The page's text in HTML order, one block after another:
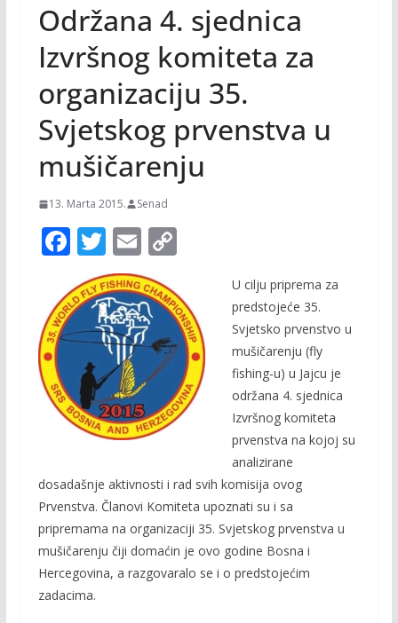
Održana 4. sjednica
Izvršnog komiteta za
organizaciju 35.
Svjetskog prvenstva u
mušičarenju
13. Marta 2015. Senad
F
ac
e
b
o
o
k
T
w
itt
er
E
m
ai
l
C
p
y
Li
n
k
U cilju priprema za
predstojeće 35.
Svjetsko prvenstvo u
mušičarenju (fly
fishing-u) u Jajcu je
održana 4. sjednica
Izvršnog komiteta
prvenstva na kojoj su
analizirane
dosadašnje aktivnosti i rad svih komisija ovog
Prvenstva. Članovi Komiteta upoznati su i sa
pripremama na organizaciji 35. Svjetskog prvenstva u
mušičarenju čiji domaćin je ovo godine Bosna i
Hercegovina, a razgovaralo se i o predstojećim
zadacima.